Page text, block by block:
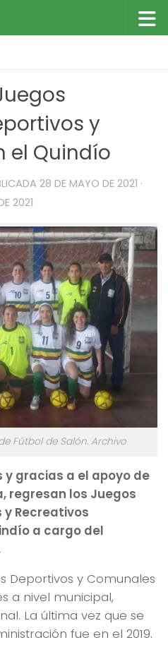
y
el Quindío
28 DE MAYO DE 2021 ·
2021
Fútbol de Salón. Archivo
y gracias a el apoyo de
regresan los Juegos
Recreativos
a cargo del
Deportivos y Comunales
a nivel municipal,
La última vez que se
fue en el 2019.